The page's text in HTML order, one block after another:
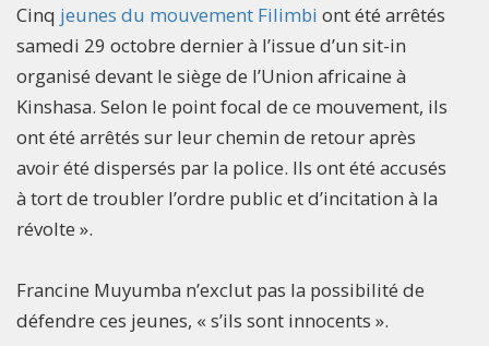
Cinq jeunes du mouvement Filimbi ont été arrêtés
samedi 29 octobre dernier à l’issue d’un sit-in
organisé devant le siège de l’Union africaine à
Kinshasa. Selon le point focal de ce mouvement, ils
ont été arrêtés sur leur chemin de retour après
avoir été dispersés par la police. Ils ont été accusés
à tort de troubler l’ordre public et d’incitation à la
révolte ».
Francine Muyumba n’exclut pas la possibilité de
défendre ces jeunes, « s’ils sont innocents ».